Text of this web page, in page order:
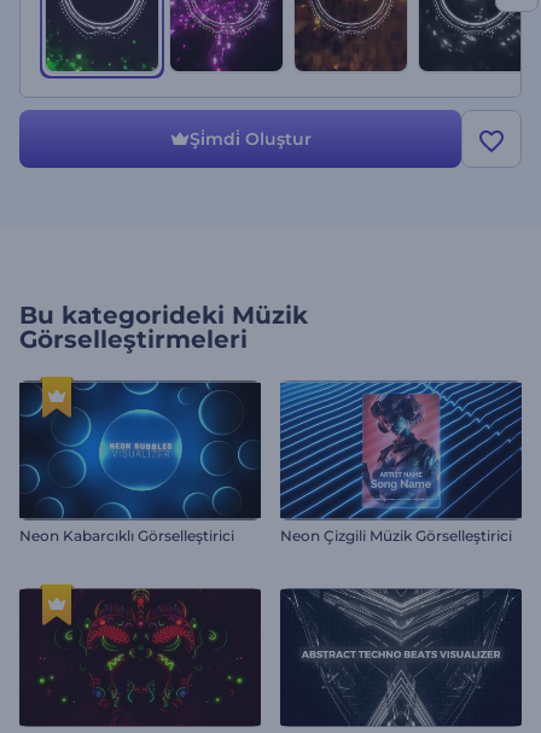
Şi̇mdi̇ Oluştur
Bu kategorideki Müzik
Görselleştirmeleri
Neon Kabarcıklı Görselleştirici Neon Çizgili Müzik Görselleştirici